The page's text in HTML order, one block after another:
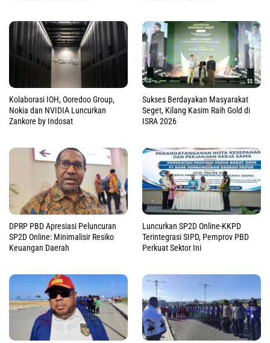
Kolaborasi IOH, Ooredoo Group,
Nokia dan NVIDIA Luncurkan
Zankore by Indosat
Sukses Berdayakan Masyarakat
Seget, Kilang Kasim Raih Gold di
ISRA 2026
DPRP PBD Apresiasi Peluncuran
SP2D Online: Minimalisir Resiko
Keuangan Daerah
Luncurkan SP2D Online-KKPD
Terintegrasi SIPD, Pemprov PBD
Perkuat Sektor Ini